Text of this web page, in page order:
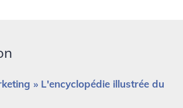
» L'encyclopédie illustrée du